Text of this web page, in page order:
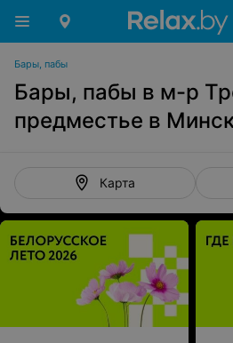
Бары, пабы
Бары, пабы в м-р
предместье в
Карта